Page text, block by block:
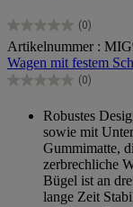
(0)
0.0
von
5
Sternen.
Artikelnummer :
Wagen mit festem
(0)
0.0
Sternen.
Robustes
sowie mit
Gummimatte,
zerbrechliche
Bügel ist an
lange Zeit